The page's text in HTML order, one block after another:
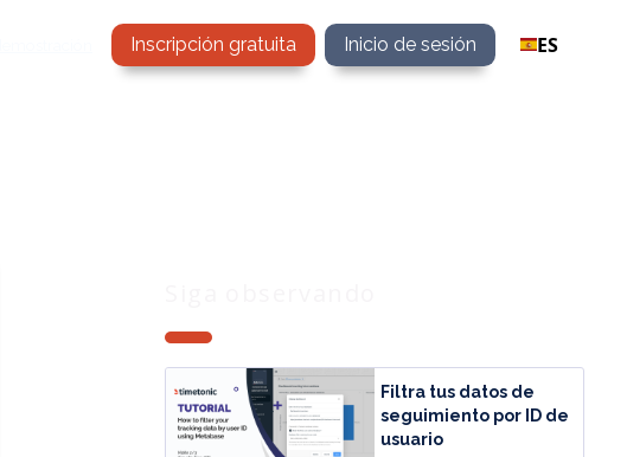
Inscripción gratuita Inicio de sesión ES
Filtra tus datos de
seguimiento por ID de
usuario